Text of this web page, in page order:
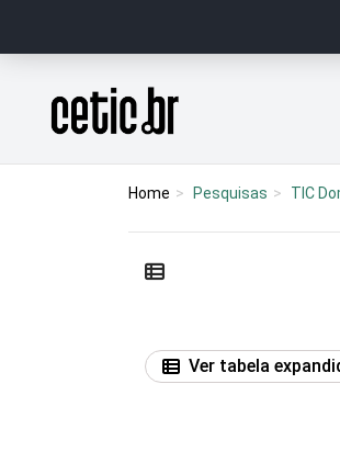
Página inicial
Home Pesquisas TIC
Ver tabela